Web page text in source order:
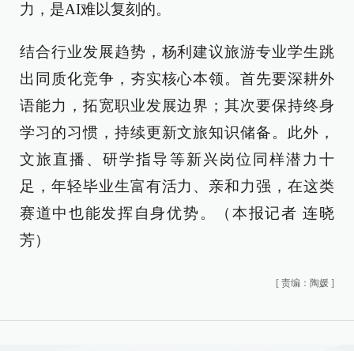
力，是AI难以复刻的。
结合行业发展趋势，杨利建议旅游专业学生跳
出同质化竞争，夯实核心本领。首先要深耕外
语能力，拓宽职业发展边界；其次要保持终身
学习的习惯，持续更新文旅知识储备。此外，
文旅直播、研学指导等新兴岗位同样潜力十
足，年轻毕业生富有活力、亲和力强，在这类
赛道中也能发挥自身优势。（本报记者 连晓
芳）
[ 责编：陶媛 ]